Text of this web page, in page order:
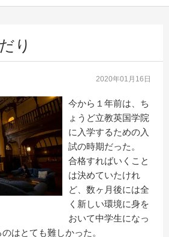
り
2020年01月16日
今から１年前は、ち
ょうど立教英国学院
に入学するための入
試の時期だった。
合格すればいくこと
は決めていたけれ
ど、数ヶ月後には全
く新しい環境に身を
おいて中学生になっ
はとても難しかった。